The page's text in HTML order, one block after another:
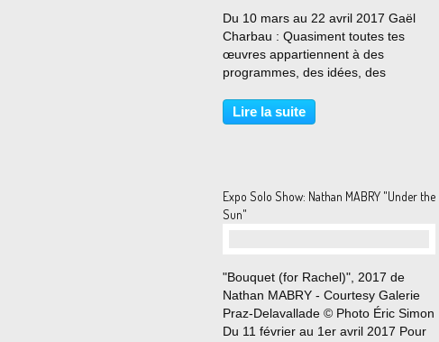
Du 10 mars au 22 avril 2017 Gaël
Charbau : Quasiment toutes tes
œuvres appartiennent à des
programmes, des idées, des
génèrent de multiples séries. On
établira peut-être un jour la
Lire la suite
Expo Solo Show: Nathan MABRY "Under the
Sun"
"Bouquet (for Rachel)", 2017 de
Nathan MABRY - Courtesy Galerie
Praz-Delavallade © Photo Éric Simon
Du 11 février au 1er avril 2017 Pour